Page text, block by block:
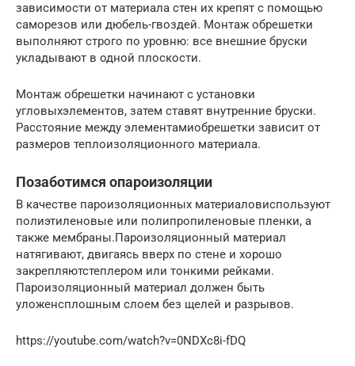
зависимости от материала стен их крепят с помощью
саморезов или дюбель-гвоздей. Монтаж обрешетки
выполняют строго по уровню: все внешние бруски
укладывают в одной плоскости.
Монтаж обрешетки начинают с установки
угловыхэлементов, затем ставят внутренние бруски.
Расстояние между элементамиобрешетки зависит от
размеров теплоизоляционного материала.
Позаботимся опароизоляции
В качестве пароизоляционных материаловиспользуют
полиэтиленовые или полипропиленовые пленки, а
также мембраны.Пароизоляционный материал
натягивают, двигаясь вверх по стене и хорошо
закрепляютстеплером или тонкими рейками.
Пароизоляционный материал должен быть
уложенсплошным слоем без щелей и разрывов.
https://youtube.com/watch?v=0NDXc8i-fDQ